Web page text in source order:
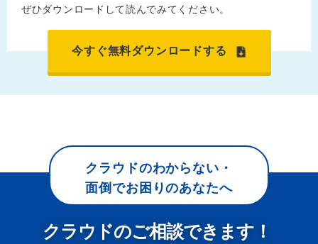
ぜひダウンロードして読んでみてください。
今すぐ無料ダウンロードする
クラウドのわからない・
面倒でお困りのあなたへ
クラウドのご相談できます！